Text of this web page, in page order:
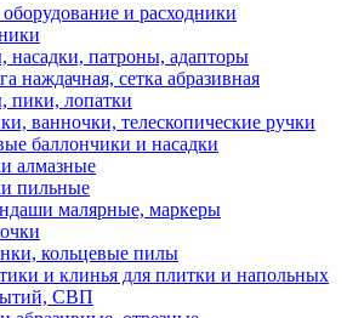
и расходники
насадки, патроны, адапторы
наждачная, сетка абразивная
пики, лопатки
ванночки, телескопические ручки
баллончики и насадки
алмазные
пильные
малярные, маркеры
кольцевые пилы
и клинья для плитки и напольных
СВП